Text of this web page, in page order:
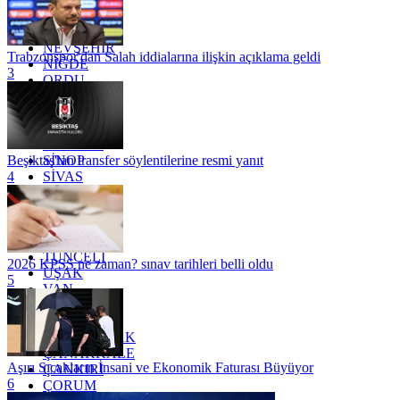
MUĞLA
MUŞ
NEVŞEHİR
NİĞDE
ORDU
OSMANİYE
RİZE
SAKARYA
SİNOP
SİVAS
SİİRT
TEKİRDAĞ
TOKAT
TRABZON
TUNCELİ
UŞAK
VAN
YALOVA
YOZGAT
ZONGULDAK
ÇANAKKALE
ÇANKIRI
ÇORUM
Trabzonspor'dan Salah iddialarına ilişkin açıklama geldi
3
Beşiktaş'tan transfer söylentilerine resmi yanıt
4
2026 KPSS ne zaman? sınav tarihleri belli oldu
5
Aşırı Sıcakların İnsani ve Ekonomik Faturası Büyüyor
6